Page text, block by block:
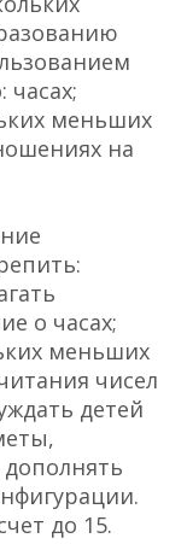
меньших
на
о часах;
меньших
чисел
детей
до 15.